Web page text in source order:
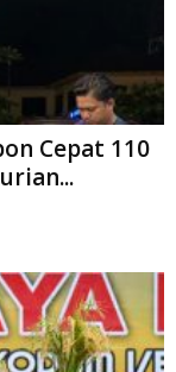
Cepat 110